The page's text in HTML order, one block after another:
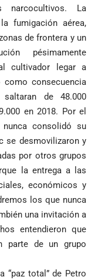
narcocultivos. La
fumigación aérea,
de frontera y un
pésimamente
cultivador legar a
consecuencia
de 48.000
en 2018. Por el
consolidó su
se desmovilizaron y
por otros grupos
la entrega a las
económicos y
los que nunca
una invitación a
entendieron que
parte de un grupo
“paz total” de Petro